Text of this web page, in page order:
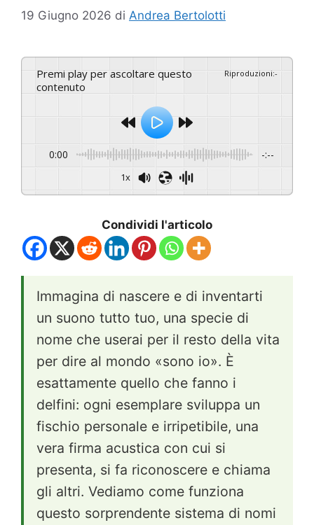
19 Giugno 2026 di Andrea Bertolotti
Premi play per ascoltare questo
contenuto
Riproduzioni:-
0:00 -:--
1x
Condividi l'articolo
Immagina di nascere e di inventarti
un suono tutto tuo, una specie di
nome che userai per il resto della vita
per dire al mondo «sono io». È
esattamente quello che fanno i
delfini: ogni esemplare sviluppa un
fischio personale e irripetibile, una
vera firma acustica con cui si
presenta, si fa riconoscere e chiama
gli altri. Vediamo come funziona
questo sorprendente sistema di nomi